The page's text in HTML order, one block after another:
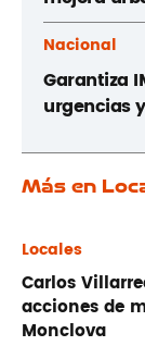
Nacional
Garantiza
urgencias
Más en
Locales
Carlos
acciones de
Monclova